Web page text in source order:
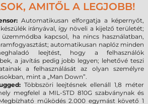
AMITŐL A LEGJOBB!
Automatikusan elforgatja a képernyőt,
irányával, így növeli a kijelző területét;
üzemmódba kapcsol, ha nincs használatban,
automatikusan naplóz minden
leejtést, hogy a felhasználók
a javítás pedig jobb legyen; lehetővé teszi
a felhasználását az olyan személyre
mint a „Man Down”.
Többszöri leejtésnek ellenáll 1,8 méter
megfelel a MIL-STD 810G szabványnak és
működés 2.000 egymást követő 1